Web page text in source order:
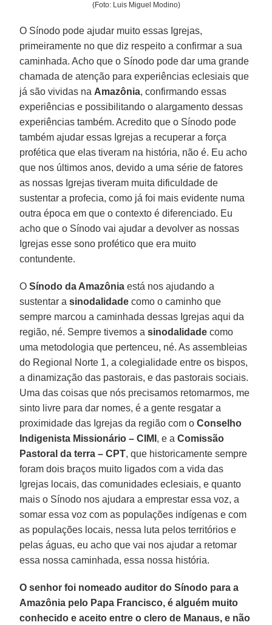
(Foto: Luis Miguel Modino)
O Sínodo pode ajudar muito essas Igrejas,
primeiramente no que diz respeito a confirmar a sua
caminhada. Acho que o Sínodo pode dar uma grande
chamada de atenção para experiências eclesiais que
já são vividas na Amazônia, confirmando essas
experiências e possibilitando o alargamento dessas
experiências também. Acredito que o Sínodo pode
também ajudar essas Igrejas a recuperar a força
profética que elas tiveram na história, não é. Eu acho
que nos últimos anos, devido a uma série de fatores
as nossas Igrejas tiveram muita dificuldade de
sustentar a profecia, como já foi mais evidente numa
outra época em que o contexto é diferenciado. Eu
acho que o Sínodo vai ajudar a devolver as nossas
Igrejas esse sono profético que era muito
contundente.
OSínodo da Amazônia está nos ajudando a
sustentar asinodalidade como o caminho que
sempre marcou a caminhada dessas Igrejas aqui da
região, né. Sempre tivemos asinodalidade como
uma metodologia que pertenceu, né. As assembleias
do Regional Norte 1, a colegialidade entre os bispos,
a dinamização das pastorais, e das pastorais sociais.
Uma das coisas que nós precisamos retomarmos, me
sinto livre para dar nomes, é a gente resgatar a
proximidade das Igrejas da região com oConselho
Indigenista Missionário – CIMI , e aComissão
Pastoral da terra – CPT, que historicamente sempre
foram dois braços muito ligados com a vida das
Igrejas locais, das comunidades eclesiais, e quanto
mais o Sínodo nos ajudara a emprestar essa voz, a
somar essa voz com as populações indígenas e com
as populações locais, nessa luta pelos territórios e
pelas águas, eu acho que vai nos ajudar a retomar
essa nossa caminhada, essa nossa história.
O senhor foi nomeado auditor do Sínodo para a
Amazônia pelo Papa Francisco, é alguém muito
conhecido e aceito entre o clero de Manaus, e não